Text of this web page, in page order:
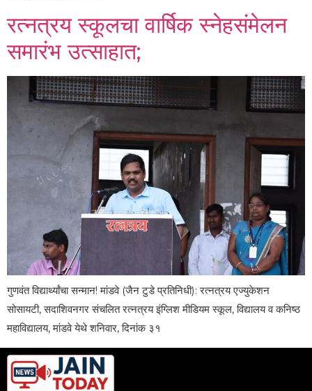
रत्नत्रय स्कूलचा वार्षिक स्नेहसंमेलन
समारंभ उत्साहात;
गुणवंत विद्यार्थ्यांचा सन्मान! मांडवे (जैन टुडे प्रतिनिधी): रत्नत्रय एज्युकेशन
सोसायटी, सदाशिवनगर संचलित रत्नत्रय इंग्लिश मीडियम स्कूल, विद्यालय व कनिष्ठ
महाविद्यालय, मांडवे येथे शनिवार, दिनांक ३१